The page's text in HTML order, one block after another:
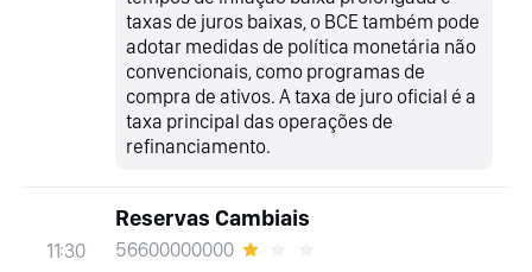
taxas de juros baixas, o BCE também pode
adotar medidas de política monetária não
convencionais, como programas de
compra de ativos. A taxa de juro oficial é a
taxa principal das operações de
refinanciamento.
11:30
Reservas Cambiais
56600000000